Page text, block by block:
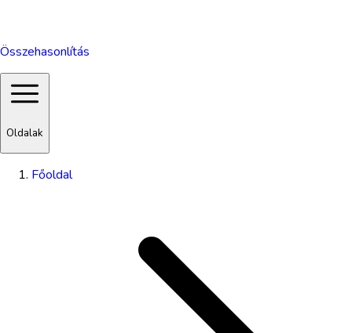
Összehasonlítás
Oldalak
Főoldal